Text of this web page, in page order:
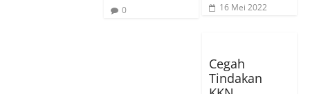
0
16 Mei 2022
Cegah
Tindakan